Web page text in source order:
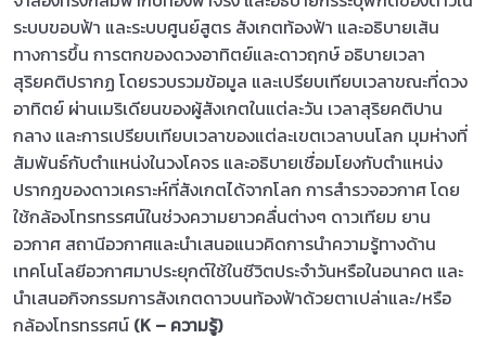
ระบบขอบฟ้า และระบบศูนย์สูตร สังเกตท้องฟ้า และอธิบายเส้น
ทางการขึ้น การตกของดวงอาทิตย์และดาวฤกษ์ อธิบายเวลา
สุริยคติปรากฏ โดยรวบรวมข้อมูล และเปรียบเทียบเวลาขณะที่ดวง
อาทิตย์ ผ่านเมริเดียนของผู้สังเกตในแต่ละวัน เวลาสุริยคติปาน
กลาง และการเปรียบเทียบเวลาของแต่ละเขตเวลาบนโลก มุมห่างที่
สัมพันธ์กับตำแหน่งในวงโคจร และอธิบายเชื่อมโยงกับตำแหน่ง
ปรากฎของดาวเคราะห์ที่สังเกตได้จากโลก การสำรวจอวกาศ โดย
ใช้กล้องโทรทรรศน์ในช่วงความยาวคลื่นต่างๆ ดาวเทียม ยาน
อวกาศ สถานีอวกาศและนำเสนอแนวคิดการนำความรู้ทางด้าน
เทคโนโลยีอวกาศมาประยุกต์ใช้ในชีวิตประจำวันหรือในอนาคต และ
นำเสนอกิจกรรมการสังเกตดาวบนท้องฟ้าด้วยตาเปล่าและ/หรือ
กล้องโทรทรรศน์ (K – ความรู้)